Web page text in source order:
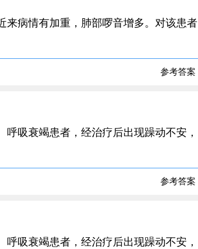
来病情有加重，肺部啰音增多。对该患者
参考答案
吸衰竭患者，经治疗后出现躁动不安，
参考答案
吸衰竭患者，经治疗后出现躁动不安，